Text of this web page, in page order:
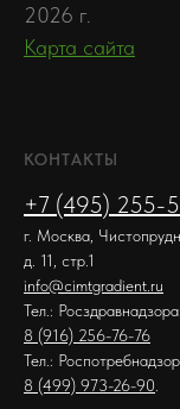
2026 г.
Карта сайта
КОНТАКТЫ
+7 (495) 255-
г. Москва,
д. 11, стр.1
info@cimtgradient.ru
Тел.: Росздравнадзора:
8 (916) 256-76-76
Тел.:
8 (499) 973-26-90